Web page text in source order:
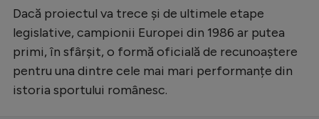
Dacă proiectul va trece și de ultimele etape
legislative, campionii Europei din 1986 ar putea
primi, în sfârșit, o formă oficială de recunoaștere
pentru una dintre cele mai mari performanțe din
istoria sportului românesc.